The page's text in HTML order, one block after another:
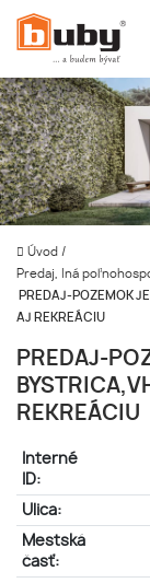
Úvod /
Predaj, Iná
PREDAJ-POZEMOK
AJ REKREÁCIU
PREDAJ-
REKREÁCIU
Interné
ID:
Ulica:
Mestská
časť: